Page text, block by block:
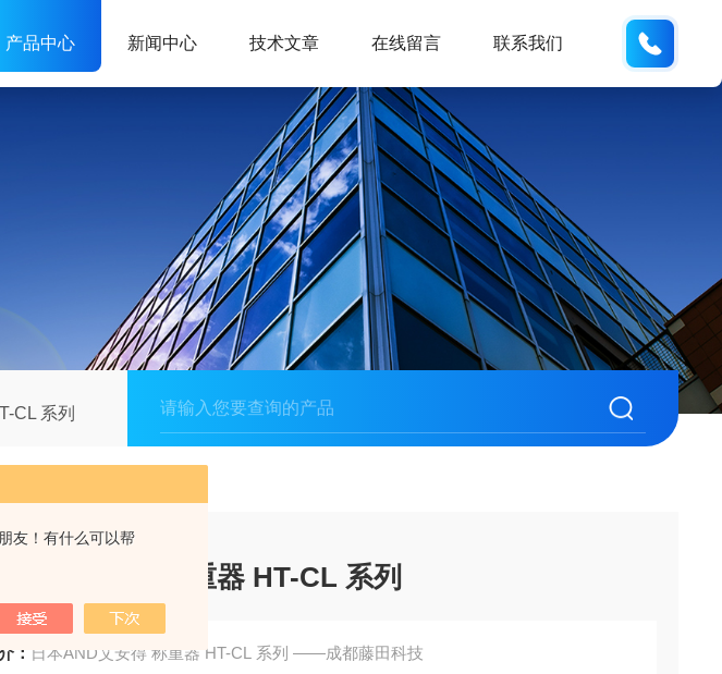
友！有什么可以帮
产品中心 新闻中心 技术文章 在线留言 联系我们
CL 系列
日本AND艾安得 称重器 HT-CL 系列
：
日本AND艾安得 称重器 HT-CL 系列 ——成都藤田科技